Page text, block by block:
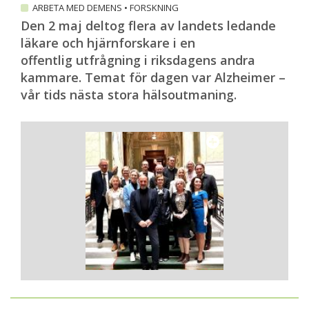
ARBETA MED DEMENS • FORSKNING
Den 2 maj deltog flera av landets ledande
läkare och hjärnforskare i en
offentlig utfrågning i riksdagens andra
kammare. Temat för dagen var Alzheimer –
vår tids nästa stora hälsoutmaning.